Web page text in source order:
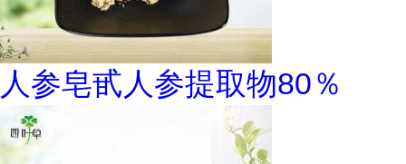
人参皂甙人参提取物80％